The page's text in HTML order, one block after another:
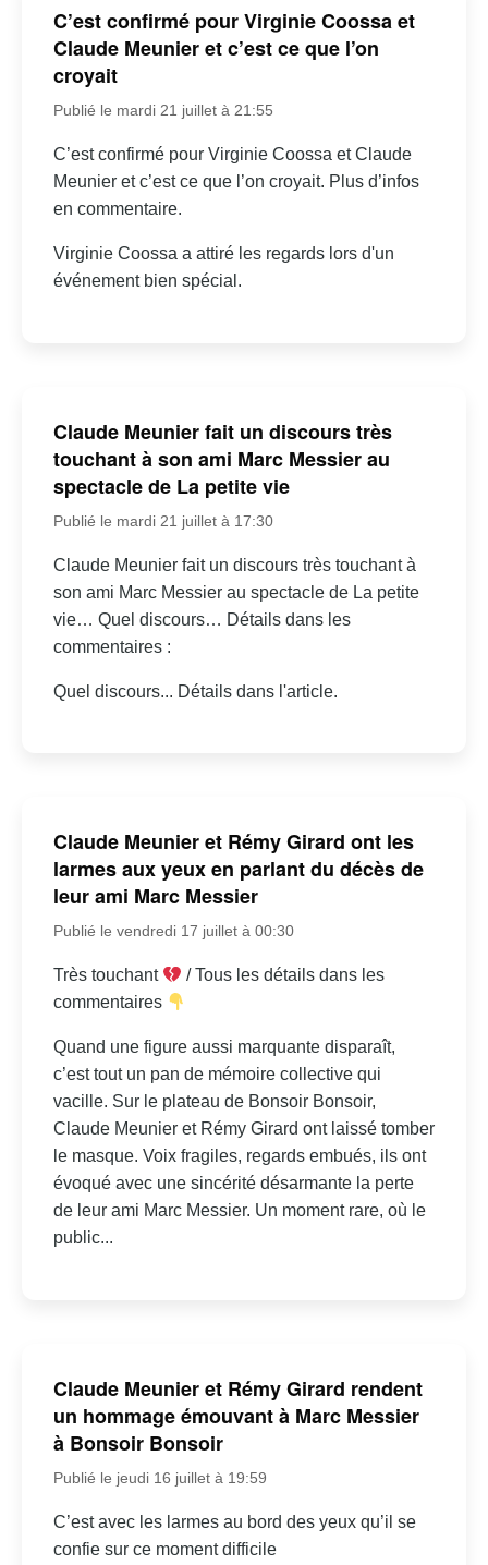
C’est confirmé pour Virginie Coossa et
Claude Meunier et c’est ce que l’on
croyait
Publié le mardi 21 juillet à 21:55
C’est confirmé pour Virginie Coossa et Claude
Meunier et c’est ce que l’on croyait. Plus d’infos
en commentaire.
Virginie Coossa a attiré les regards lors d'un
événement bien spécial.
Claude Meunier fait un discours très
touchant à son ami Marc Messier au
spectacle de La petite vie
Publié le mardi 21 juillet à 17:30
Claude Meunier fait un discours très touchant à
son ami Marc Messier au spectacle de La petite
vie… Quel discours… Détails dans les
commentaires :
Quel discours... Détails dans l'article.
Claude Meunier et Rémy Girard ont les
larmes aux yeux en parlant du décès de
leur ami Marc Messier
Publié le vendredi 17 juillet à 00:30
Très touchant
/ Tous les détails dans les
commentaires
Quand une figure aussi marquante disparaît,
c’est tout un pan de mémoire collective qui
vacille. Sur le plateau de Bonsoir Bonsoir,
Claude Meunier et Rémy Girard ont laissé tomber
le masque. Voix fragiles, regards embués, ils ont
évoqué avec une sincérité désarmante la perte
de leur ami Marc Messier. Un moment rare, où le
public...
Claude Meunier et Rémy Girard rendent
un hommage émouvant à Marc Messier
à Bonsoir Bonsoir
Publié le jeudi 16 juillet à 19:59
C’est avec les larmes au bord des yeux qu’il se
confie sur ce moment difficile